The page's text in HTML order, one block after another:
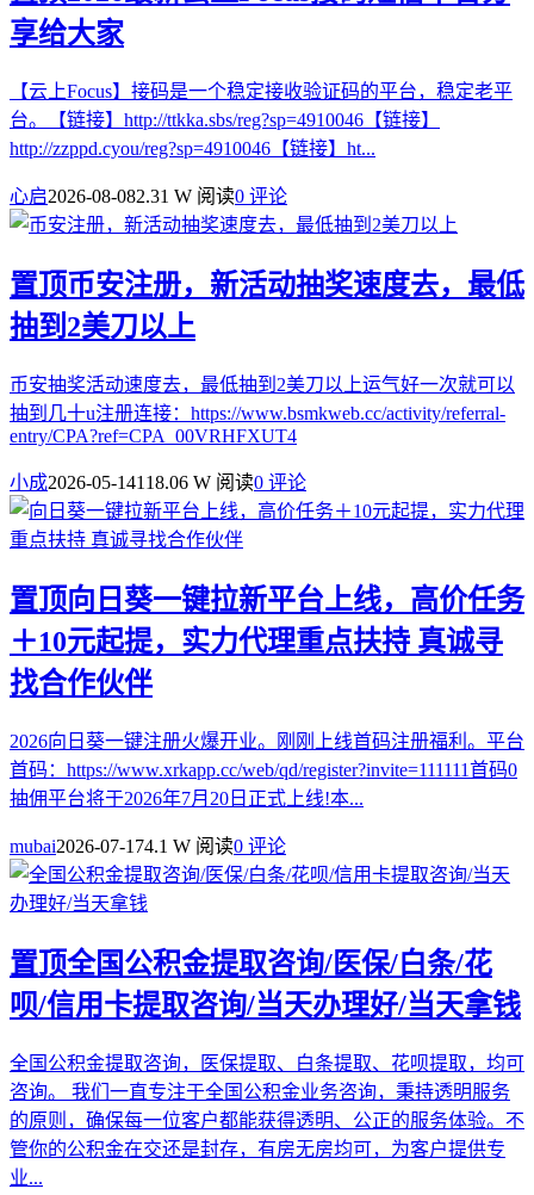
享给大家
【云上Focus】接码是一个稳定接收验证码的平台，稳定老平
台。【链接】http://ttkka.sbs/reg?sp=4910046【链接】
http://zzppd.cyou/reg?sp=4910046【链接】ht...
心启2026-08-082.31 W 阅读0 评论
置顶币安注册，新活动抽奖速度去，最低
抽到2美刀以上
币安抽奖活动速度去，最低抽到2美刀以上运气好一次就可以
抽到几十u注册连接：https://www.bsmkweb.cc/activity/referral-
entry/CPA?ref=CPA_00VRHFXUT4
小成2026-05-14118.06 W 阅读0 评论
置顶向日葵一键拉新平台上线，高价任务
＋10元起提，实力代理重点扶持 真诚寻
找合作伙伴
2026向日葵一键注册火爆开业。刚刚上线首码注册福利。平台
首码：https://www.xrkapp.cc/web/qd/register?invite=111111首码0
抽佣平台将于2026年7月20日正式上线!本...
mubai2026-07-174.1 W 阅读0 评论
置顶全国公积金提取咨询/医保/白条/花
呗/信用卡提取咨询/当天办理好/当天拿钱
全国公积金提取咨询，医保提取、白条提取、花呗提取，均可
咨询。 我们一直专注于全国公积金业务咨询，秉持透明服务
的原则，确保每一位客户都能获得透明、公正的服务体验。不
管你的公积金在交还是封存，有房无房均可，为客户提供专
业...